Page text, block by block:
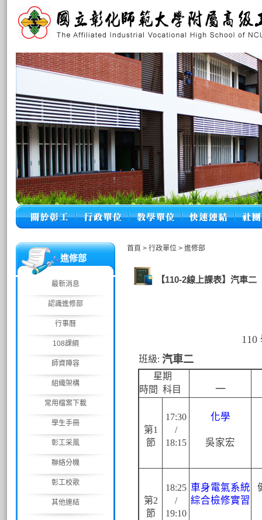
進修部
最新消息
認識進修部
行事曆
108課綱
師資陣容
組織架構
常用檔案下載
學生手冊
彰工采風
聯絡分機
彰工校歌
其他連結
首頁 > 行政單位 > 進修部
【110-2線上課表】汽車二
110
班級: 汽車二
星期
時間 科目
一
第1
節
17:30
/
18:15
化學
吳家宏
第2
節
18:25
/
19:10
車身電氣系統
綜合檢修實習